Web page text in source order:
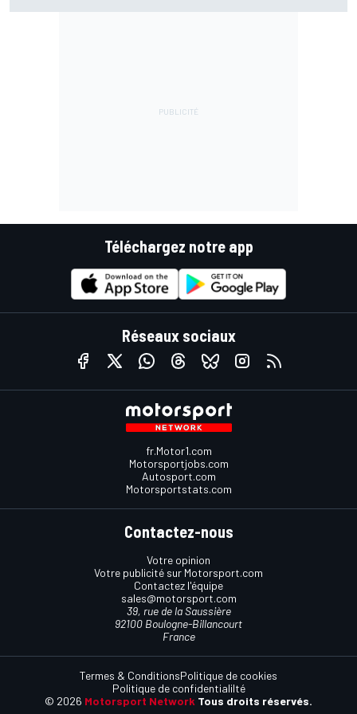
Téléchargez notre app
Réseaux sociaux
fr.Motor1.com
Motorsportjobs.com
Autosport.com
Motorsportstats.com
Contactez-nous
Votre opinion
Votre publicité sur Motorsport.com
Contactez l'équipe
sales@motorsport.com
39, rue de la Saussière
92100 Boulogne-Billancourt
France
© 2026 Motorsport Network Tous droits réservés.
Termes & ConditionsPolitique de cookies
Politique de confidentialilté